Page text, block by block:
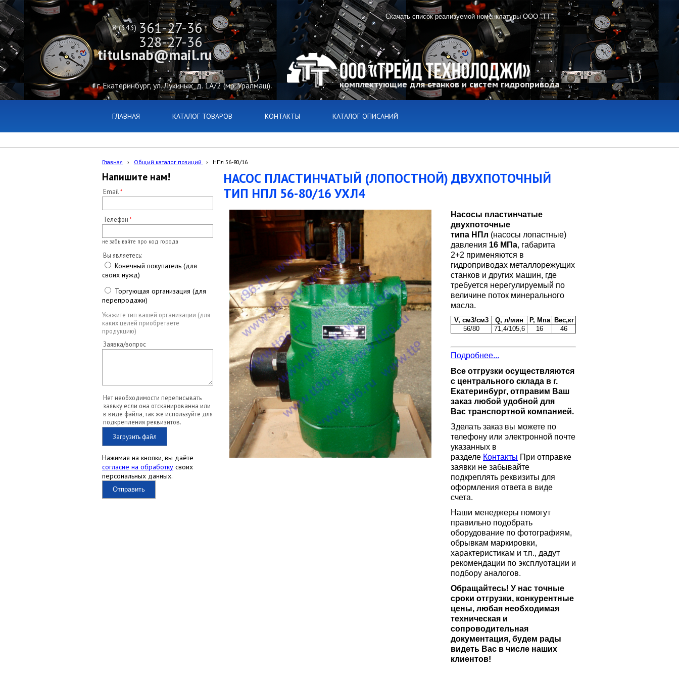
комплектующие для станков и систем гидропривода
8 (343) 361-27-36
г. Екатеринбург, ул. Лукиных, д. 1А/2 (мр. Уралмаш)
328-27-36
titulsnab@mail.ru
Скачать список реализуемой номенклатуры ООО "ТТ"
ГЛАВНАЯ КАТАЛОГ ТОВАРОВ КОНТАКТЫ КАТАЛОГ ОПИСАНИЙ
Главная › Общий каталог позиций › НПл 56-80/16
Напишите нам!
Email
Телефон
не забывайте про код города
Вы являетесь:
Конечный покупатель (для
своих нужд)
Торгующая организация (для
перепродажи)
Укажите тип вашей организации (для
каких целей приобретаете
продукцию)
Заявка/вопрос
Нет необходимости переписывать
заявку если она отсканированна или
в виде файла, так же используйте для
подкрепления реквизитов.
Загрузить файл
Нажимая на кнопки, вы даёте
согласие на обработку своих
персональных данных.
Отправить
НАСОС ПЛАСТИНЧАТЫЙ (ЛОПОСТНОЙ) ДВУХПОТОЧНЫЙ
ТИП НПЛ 56-80/16 УХЛ4
Насосы пластинчатые
двухпоточные
типа НПл (насосы лопастные)
давления 16 МПа, габарита
2+2 применяются в
гидроприводах металлорежущих
станков и других машин, где
требуется нерегулируемый по
величине поток минерального
масла.
V, см3/см3 Q, л/мин Р, Мпа
Вес,кг
56/80
71,4/105,6 16 46
Подробнее...
Все отгрузки осуществляются
с центрального склада в г.
Екатеринбург, отправим Ваш
заказ любой удобной для
Вас транспортной компанией.
Зделать заказ вы можете по
телефону или электронной почте
указанных в
разделе Контакты При отправке
заявки не забывайте
подкреплять реквизиты для
оформления ответа в виде
счета.
Наши менеджеры помогут
правильно подобрать
оборудование по фотографиям,
обрывкам маркировки,
характеристикам и т.п., дадут
рекомендации по эксплуотации и
подбору аналогов.
Обращайтесь! У нас точные
сроки отгрузки, конкурентные
цены, любая необходимая
техническая и
сопроводительная
документация, будем рады
видеть Вас в числе наших
клиентов!